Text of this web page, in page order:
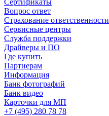
Сертификаты
Вопрос ответ
Страхование ответственности
Сервисные центры
Служба поддержки
Драйверы и ПО
Где купить
Партнерам
Информация
Банк фотографий
Банк видео
Карточки для МП
+7 (495) 280 78 78